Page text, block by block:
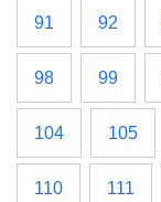
91 92
98 99
104 105
110 111